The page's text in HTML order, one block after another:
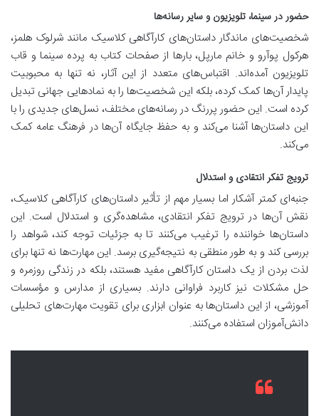
حضور در سینما، تلویزیون و سایر رسانه‌ها
شخصیت‌های ماندگار داستان‌های کارآگاهی کلاسیک مانند شرلوک هلمز،
هرکول پوآرو و خانم مارپل، بارها از صفحات کتاب به پرده سینما و قاب
تلویزیون آمده‌اند. اقتباس‌های متعدد از این آثار، نه تنها به محبوبیت
پایدار آن‌ها کمک کرده، بلکه این شخصیت‌ها را به نمادهایی جهانی تبدیل
کرده است. این حضور پررنگ در رسانه‌های مختلف، نسل‌های جدیدی را با
این داستان‌ها آشنا می‌کند و به حفظ جایگاه آن‌ها در فرهنگ عامه کمک
می‌کند.
ترویج تفکر انتقادی و استدلال
جنبه‌ای کمتر آشکار اما بسیار مهم از تأثیر داستان‌های کارآگاهی کلاسیک،
نقش آن‌ها در ترویج تفکر انتقادی، مشاهده‌گری و استدلال است. این
داستان‌ها خواننده را ترغیب می‌کنند تا به جزئیات توجه کند، شواهد را
بررسی کند و به طور منطقی به نتیجه‌گیری برسد. این مهارت‌ها نه تنها برای
لذت بردن از یک داستان کارآگاهی مفید هستند، بلکه در زندگی روزمره و
حل مشکلات نیز کاربرد فراوانی دارند. بسیاری از مدارس و مؤسسات
آموزشی، از این داستان‌ها به عنوان ابزاری برای تقویت مهارت‌های تحلیلی
دانش‌آموزان استفاده می‌کنند.